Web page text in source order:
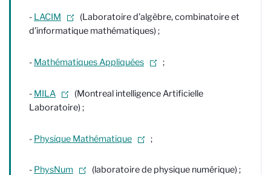
- LACIM
(Laboratoire d’algèbre, combinatoire et
d’informatique mathématiques) ;
- Mathématiques Appliquées ;
- MILA
(Montreal intelligence Artificielle
Laboratoire) ;
- Physique Mathématique ;
- PhysNum (laboratoire de physique numérique) ;